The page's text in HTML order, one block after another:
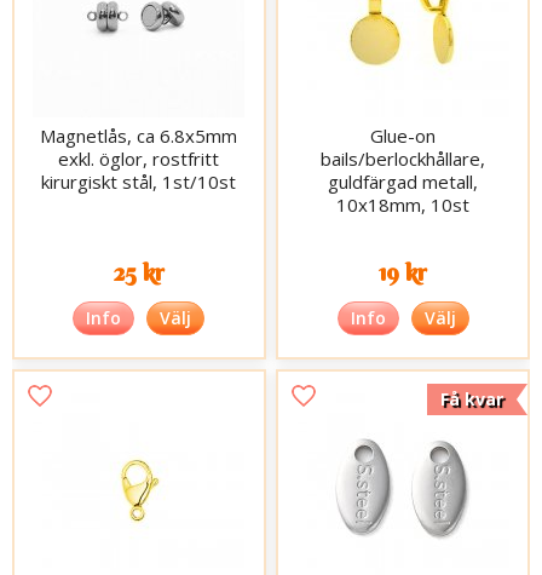
Magnetlås, ca 6.8x5mm
exkl. öglor, rostfritt
kirurgiskt stål, 1st/10st
25 kr
Info Välj
Glue-on
bails/berlockhållare,
guldfärgad metall,
10x18mm, 10st
19 kr
Info Välj
Få kvar